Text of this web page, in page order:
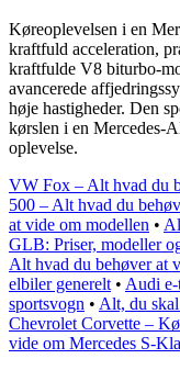
Køreoplevelsen i en
kraftfuld acceleration,
kraftfulde V8 biturbo-
avancerede
høje hastigheder. Den
kørslen i en Mercedes-
oplevelse.
VW Fox – Alt hvad du
500 – Alt hvad du
at vide om modellen •
GLB: Priser, modeller
Alt hvad du behøver at
elbiler generelt • Audi
sportsvogn • Alt, du
Chevrolet Corvette –
vide om Mercedes S-